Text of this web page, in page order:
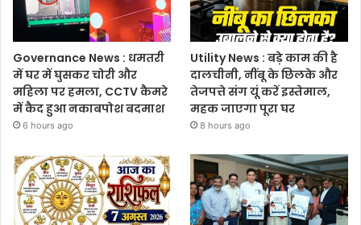
Governance News : धमतरी
में घर में घुसकर चोरी और
महिला पर हमला, CCTV कैमरे
में कैद हुआ नकाबपोश बदमाश
6 hours ago
Utility News : बड़े काम की है
दालचीनी, नींबू के छिलके और
तेजपत्ते संग यूं करें इस्तेमाल,
महक जाएगा पूरा घर
8 hours ago